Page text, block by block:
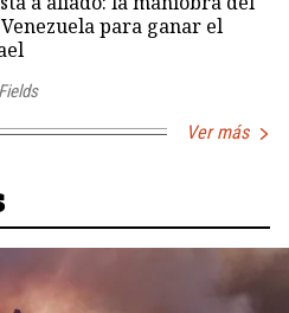
para ganar el
Ver más